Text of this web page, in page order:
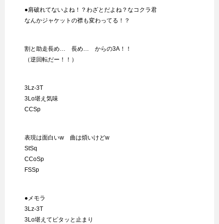
●肩破れてないよね！？わざとだよね？なコクラ君
なんかジャケットの襟も変わってる！？
割と助走長め… 長め… からの3A！！
（逆回転だー！！）
3Lz-3T
3Lo堪え気味
CCSp
表現は面白いw 曲は煩いけどw
StSq
CCoSp
FSSp
●メモラ
3Lz-3T
3Lo堪えてピタッと止まり